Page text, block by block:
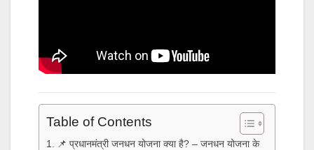
Table of Contents
📌 प्रधानमंत्री जनधन योजना क्या है? – जनधन योजना के